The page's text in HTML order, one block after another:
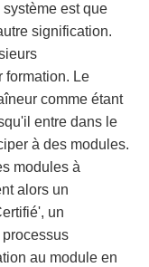
est que
signification.
formation. Le
comme étant
entre dans le
à des modules.
modules à
alors un
un
au module en